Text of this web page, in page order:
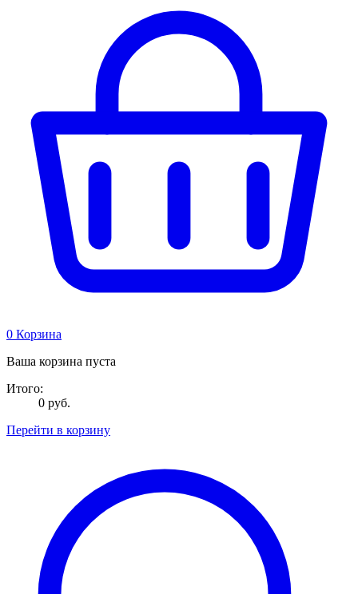
0 Корзина
Ваша корзина пуста
Итого:
0 руб.
Перейти в корзину